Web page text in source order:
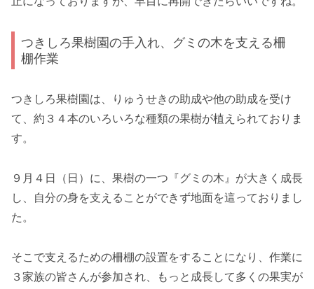
つきしろ果樹園の手入れ、グミの木を支える柵
棚作業
つきしろ果樹園は、りゅうせきの助成や他の助成を受け
て、約３４本のいろいろな種類の果樹が植えられておりま
す。
９月４日（日）に、果樹の一つ『グミの木』が大きく成長
し、自分の身を支えることができず地面を這っておりまし
た。
そこで支えるための柵棚の設置をすることになり、作業に
３家族の皆さんが参加され、もっと成長して多くの果実が